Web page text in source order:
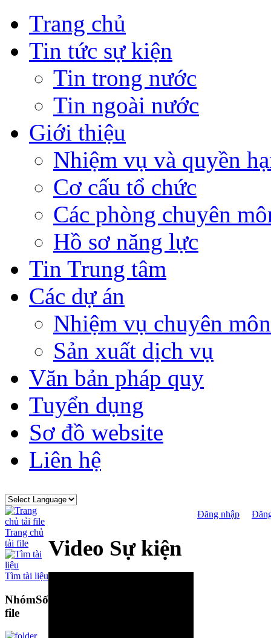
Trang chủ
Tin tức sự kiện
Tin trong nước
Tin ngoài nước
Giới thiệu
Nhiệm vụ và quyền
Cơ cấu tổ chức
Các phòng chuyên
Hồ sơ năng lực
Tin Trung tâm
Các dự án
Nhiệm vụ chuyên môn
Sản xuất dịch vụ
Văn bản pháp quy
Tuyển dụng
Sơ đồ website
Liên hệ
Trang chủ
tải file
Tìm tài liệu
NhómSố
file
Đăng nhập
Video Sự kiện